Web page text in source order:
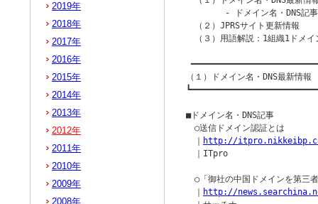
- ドメイン名・DNS記事
（２）JPRSサイト更新情報
（３）用語解説：1組織1ドメイ
（１）ドメイン名・DNS最新情報
■ドメイン名・DNS記事
○送信ドメイン認証とは
http://
｜ITpro
○「御社の中国ドメインを第三
http://
2019年
2018年
2017年
2016年
2015年
2014年
2013年
2012年
2011年
2010年
2009年
2008年